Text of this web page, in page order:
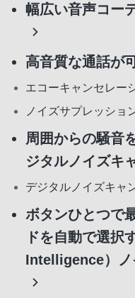
幅広い音声コー
高音質な通話が
エコーキャンセレー
ノイズサプレッショ
周囲からの騒音
ジタルノイズキ
デジタルノイズキャ
ボタンひとつで
ドを自動で選
Intelligence）ノ